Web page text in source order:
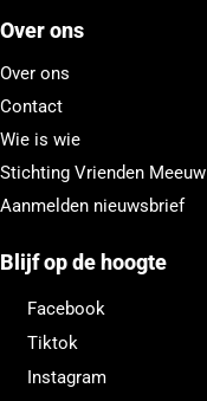
Over ons
Over ons
Contact
Wie is wie
Stichting Vrienden Meeuw
Aanmelden nieuwsbrief
Blijf op de hoogte
Facebook
Tiktok
Instagram